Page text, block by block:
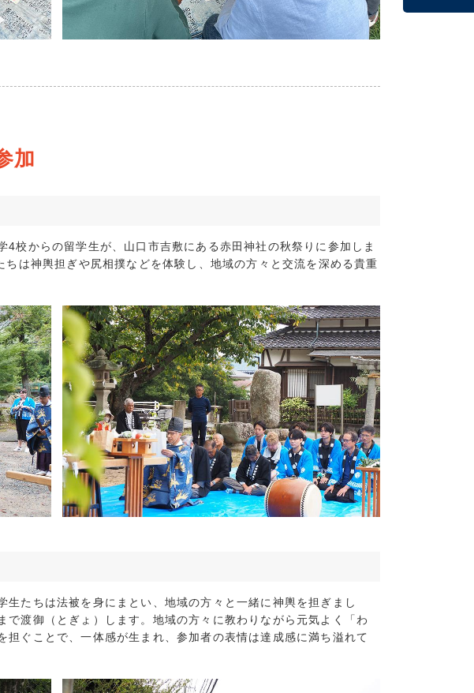
2019年4月 (4)
2018年12月 (9)
2018年11月 (4)
2018年10月 (4)
2018年9月 (3)
2018年8月 (8)
2018年7月 (10)
2018年6月 (3)
加
校からの留学生が、山口市吉敷にある赤田神社の秋祭りに参加しま
は神輿担ぎや尻相撲などを体験し、地域の方々と交流を深める貴重
たちは法被を身にまとい、地域の方々と一緒に神輿を担ぎまし
で渡御（とぎょ）します。地域の方々に教わりながら元気よく「わ
担ぐことで、一体感が生まれ、参加者の表情は達成感に満ち溢れて